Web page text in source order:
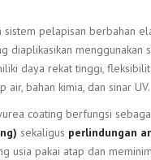
sistem pelapisan berbahan
diaplikasikan menggunakan
daya rekat tinggi,
air, bahan kimia, dan sinar UV.
coating berfungsi
sekaligus perlindungan
usia pakai atap dan